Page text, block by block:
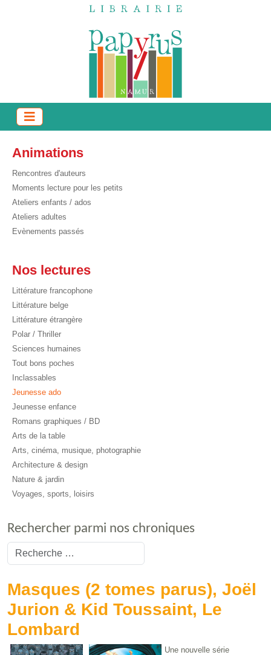
Animations
Rencontres d'auteurs
Moments lecture pour les petits
Ateliers enfants / ados
Ateliers adultes
Evènements passés
Nos lectures
Littérature francophone
Littérature belge
Littérature étrangère
Polar / Thriller
Sciences humaines
Tout bons poches
Inclassables
Jeunesse ado
Jeunesse enfance
Romans graphiques / BD
Arts de la table
Arts, cinéma, musique, photographie
Architecture & design
Nature & jardin
Voyages, sports, loisirs
Rechercher parmi nos chroniques
Valider
Masques (2 tomes parus), Joël
Jurion & Kid Toussaint, Le
Lombard
Une nouvelle série